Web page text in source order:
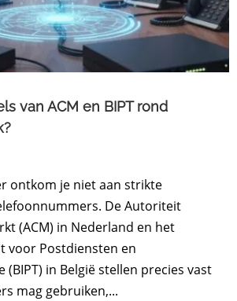
van ACM en BIPT rond
ontkom je niet aan strikte
De Autoriteit
(ACM) in Nederland en het
voor Postdiensten en
(BIPT) in België stellen precies vast
mag gebruiken,...